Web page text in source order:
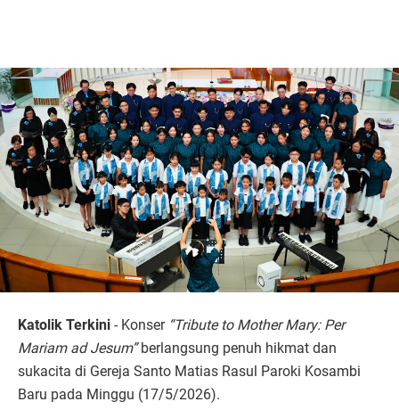
Katolik Terkini - Konser “Tribute to Mother Mary: Per
Mariam ad Jesum”berlangsung penuh hikmat dan
sukacita di Gereja Santo Matias Rasul Paroki Kosambi
Baru pada Minggu (17/5/2026).